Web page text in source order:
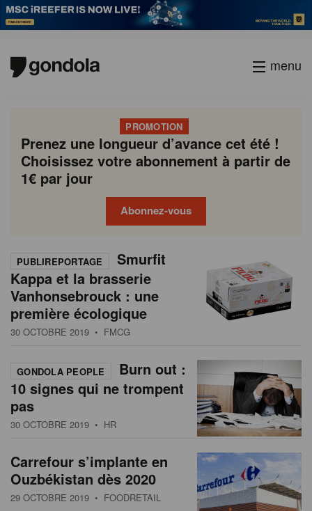
menu
PROMOTION
Prenez une longueur d’avance cet été !
Choisissez votre abonnement à partir de
1€ par jour
Abonnez-vous
e
w
s
PUBLIREPORTAGE
Smurfit
Kappa et la brasserie
Vanhonsebrouck : une
première écologique
30 OCTOBRE 2019 • FMCG
GONDOLA PEOPLE
Burn out :
10 signes qui ne trompent
pas
30 OCTOBRE 2019 • HR
Carrefour s’implante en
Ouzbékistan dès 2020
29 OCTOBRE 2019 • FOODRETAIL
P
a
g
i
n
i
o
n
Previous
page
Page
Page
Page
Page
Current
page
Page
Page
Page
Page
Next
page
academy
society